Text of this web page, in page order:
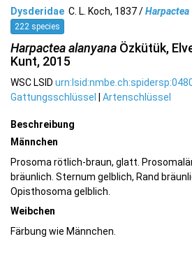
Dysderidae C. L. Koch, 1837 /Harpactea
222 species
Harpactea alanyana Özkütük,
Kunt, 2015
WSC LSID
Gattungsschlüssel
Artenschlüssel
Beschreibung
Männchen
Prosoma rötlich-braun, glatt.
bräunlich. Sternum gelblich, Rand
Opisthosoma gelblich.
Weibchen
Färbung wie Männchen.